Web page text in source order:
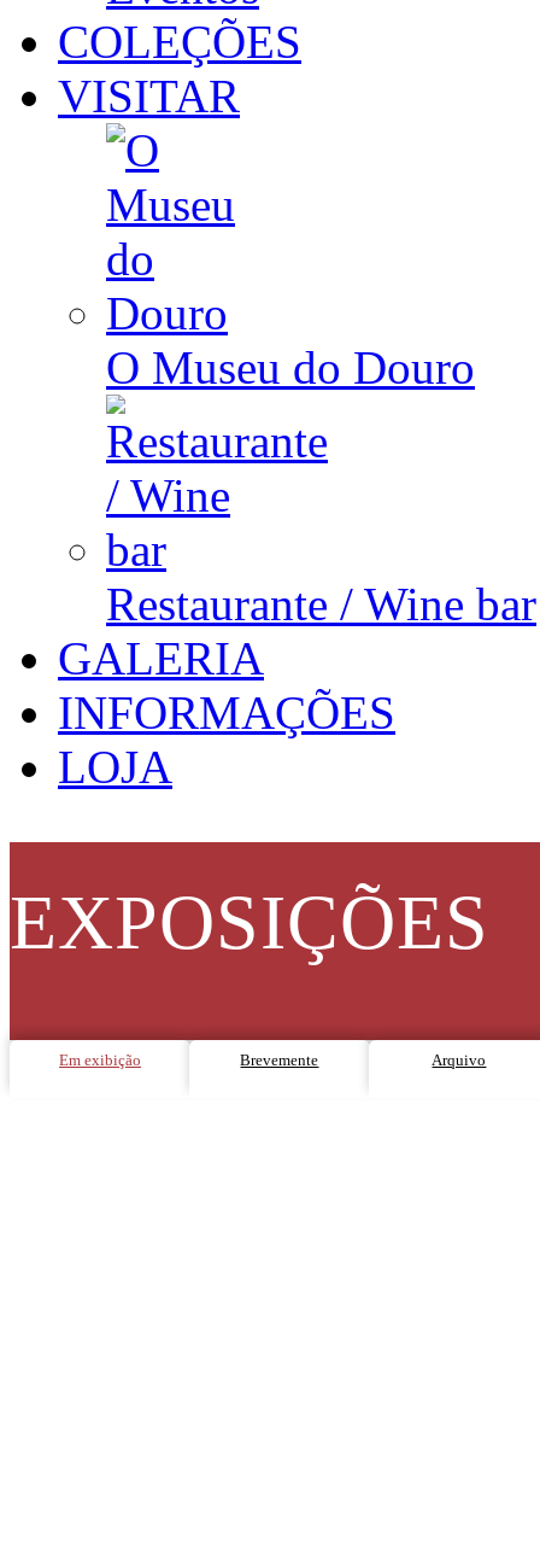
COLEÇÕES
VISITAR
O Museu do Douro
Restaurante / Wine bar
GALERIA
INFORMAÇÕES
LOJA
EXPOSIÇÕES
Em exibição Brevemente Arquivo